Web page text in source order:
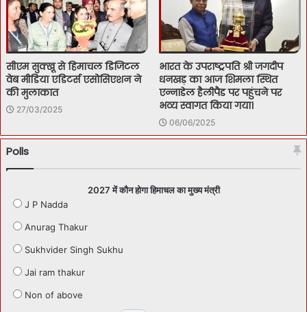
सीएम सुक्खू से हिमाचल डिजिटल
वेब मीडिया एडिटर्स एसोसिएशन ने
की मुलाकात
27/03/2025
भारत के उपराष्ट्रपति श्री जगदीप
धनखड़ का आज शिमला स्थित
एन्नाडेल हैलीपैड पर पहुंचने पर
भव्य स्वागत किया गया।
06/06/2025
Polls
2027 में कौन होगा हिमाचल का मुख्य मंत्री
J P Nadda
Anurag Thakur
Sukhvider Singh Sukhu
Jai ram thakur
Non of above